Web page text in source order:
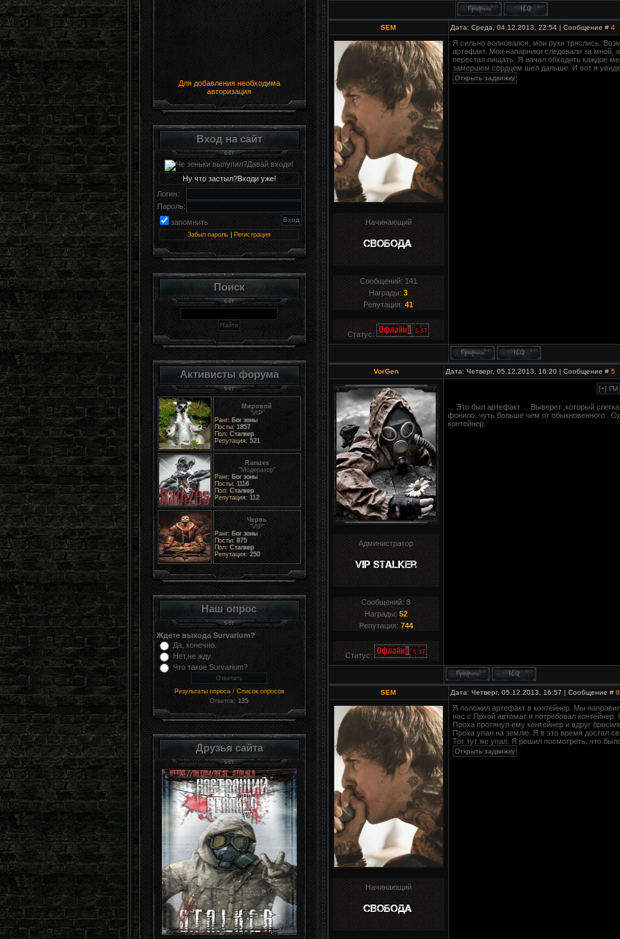
Для добавления необходима
авторизация
Вход на сайт
Ну что застыл?Входи уже!
Логин:
Пароль:
запомнить
Забыл пароль Регистрация
Поиск
Активисты форума
Мировой
"VIP"
Ранг: Бог зоны
Посты: 1857
Пол: Сталкер
Репутация: 521
Ramzes
"Модератор"
Ранг: Бог зоны
Посты: 1116
Пол: Сталкер
Репутация: 112
Червь
"VIP"
Ранг: Бог зоны
Посты: 875
Пол: Сталкер
Репутация: 250
Наш опрос
Ждете выхода Survarium?
Да, конечно.
Нет,не жду.
Что такое Survarium?
Результаты опроса/ Список опросов
Ответов: 135
Друзья сайта
SEM Дата: Среда, 04.12.2013, 22:54 | Сообщение # 4
Начинающий
Сообщений: 141
Награды: 3
Репутация: 41
Статус:
Я сильно волновался, мои руки тряслись.
артефакт. Мои напарники следовали за мной,
перестал пищать. Я начал обходить каждое
замершем сердцем шел дальше. И вот я
VorGen Дата: Четверг, 05.12.2013, 16:20 | Сообщение # 5
Администратор
Сообщений: 8
Награды: 52
Репутация: 744
Статус:
... Это был артефакт ... Выверет ,который
фонило, чуть больше чем от обыкновенного .
контейнер.
SEM Дата: Четверг, 05.12.2013, 16:57 | Сообщение # 6
Начинающий
Я положил артефакт в контейнер. Мы
нас с Прхой автомат и потребовал
Проха протянул ему контейнер и вдруг
Проха упал на землю. Я в это время достал
Тот тут же упал. Я решил посмотреть, что